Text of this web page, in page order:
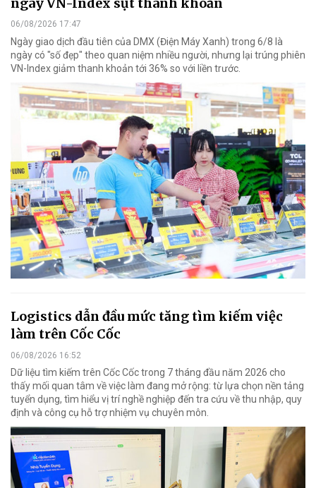
06/08/2026 17:47
Ngày giao dịch đầu tiên của DMX (Điện Máy Xanh) trong 6/8 là
ngày có "số đẹp" theo quan niệm nhiều người, nhưng lại trúng phiên
VN-Index giảm thanh khoản tới 36% so với liền trước.
Logistics dẫn đầu mức tăng tìm kiếm việc
làm trên Cốc Cốc
06/08/2026 16:52
Dữ liệu tìm kiếm trên Cốc Cốc trong 7 tháng đầu năm 2026 cho
thấy mối quan tâm về việc làm đang mở rộng: từ lựa chọn nền tảng
tuyển dụng, tìm hiểu vị trí nghề nghiệp đến tra cứu về thu nhập, quy
định và công cụ hỗ trợ nhiệm vụ chuyên môn.